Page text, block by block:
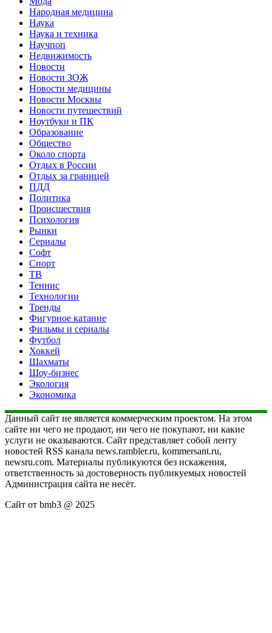
Народная медицина
Наука
Наука и техника
Научпоп
Недвижимость
Новости
Новости ЗОЖ
Новости медицины
Новости Москвы
Новости путешествий
Ноутбуки и ПК
Образование
Общество
Около спорта
Отдых в России
Отдых за границей
ПДД
Политика
Происшествия
Психология
Рынки
Сериалы
Софт
Спорт
ТВ
Теннис
Технологии
Тренды
Фигурное катание
Фильмы и сериалы
Футбол
Хоккей
Шахматы
Шоу-бизнес
Экология
Экономика
Данный сайт не является коммерческим проектом. На этом
сайте ни чего не продают, ни чего не покупают, ни какие
услуги не оказываются. Сайт представляет собой ленту
новостей RSS канала news.rambler.ru, kommersant.ru,
newsru.com. Материалы публикуются без искажения,
ответственность за достоверность публикуемых новостей
Администрация сайта не несёт.
Сайт от bmb3 @ 2025